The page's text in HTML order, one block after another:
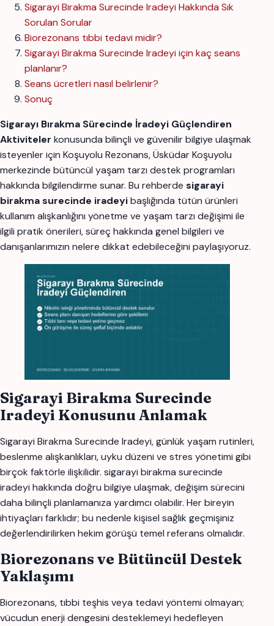
Sigarayi Birakma Surecinde Iradeyi Hakkında Sık
Sorulan Sorular
Biorezonans tıbbi tedavi midir?
Sigarayi Birakma Surecinde Iradeyi için kaç seans
planlanır?
Seans ücretleri nasıl belirlenir?
Sonuç
Sigarayı Bırakma Sürecinde İradeyi Güçlendiren
Aktiviteler konusunda bilinçli ve güvenilir bilgiye ulaşmak
isteyenler için Koşuyolu Rezonans, Üsküdar Koşuyolu
merkezinde bütüncül yaşam tarzı destek programları
hakkında bilgilendirme sunar. Bu rehberde sigarayi
birakma surecinde iradeyibaşlığında tütün ürünleri
kullanım alışkanlığını yönetme ve yaşam tarzı değişimi ile
ilgili pratik önerileri, süreç hakkında genel bilgileri ve
danışanlarımızın nelere dikkat edebileceğini paylaşıyoruz.
Sigarayi Birakma Surecinde
Iradeyi Konusunu Anlamak
Sigarayi Birakma Surecinde Iradeyi, günlük yaşam rutinleri,
beslenme alışkanlıkları, uyku düzeni ve stres yönetimi gibi
birçok faktörle ilişkilidir. sigarayi birakma surecinde
iradeyi hakkında doğru bilgiye ulaşmak, değişim sürecini
daha bilinçli planlamanıza yardımcı olabilir. Her bireyin
ihtiyaçları farklıdır; bu nedenle kişisel sağlık geçmişiniz
değerlendirilirken hekim görüşü temel referans olmalıdır.
Biorezonans ve Bütüncül Destek
Yaklaşımı
Biorezonans, tıbbi teşhis veya tedavi yöntemi olmayan;
vücudun enerji dengesini desteklemeyi hedefleyen